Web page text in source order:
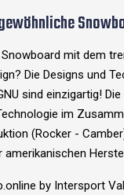
mit dem
Die Designs und
sind einzigartig!
im
(Rocker -
amerikanischen
by Intersport